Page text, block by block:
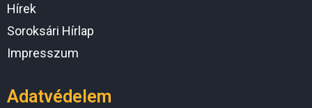
Hírek
Soroksári Hírlap
Impresszum
Adatvédelem